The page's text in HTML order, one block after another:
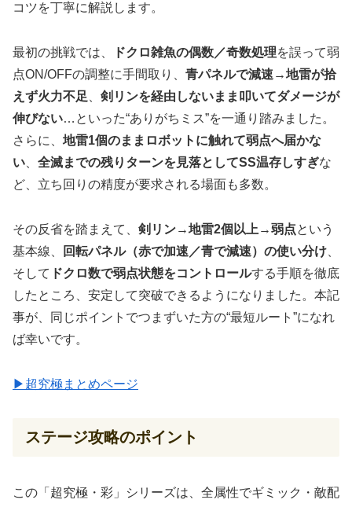
コツを丁寧に解説します。
最初の挑戦では、 ドクロ雑魚の偶数／奇数処理を誤って弱
点ON/OFFの調整に手間取り、 青パネルで減速→地雷が拾
えず火力不足
剣リンを経由しないまま叩いてダメージが
伸びない…といった“ありがちミス”を一通り踏みました。
さらに、 地雷1個のままロボットに触れて弱点へ届かな
い
全滅までの残りターンを見落としてSS温存しすぎな
ど、立ち回りの精度が要求される場面も多数。
その反省を踏まえて、 剣リン→地雷2個以上→弱点という
基本線、
回転パネル（赤で加速／青で減速）の使い分け
そして ドクロ数で弱点状態をコントロールする手順を徹底
したところ、安定して突破できるようになりました。本記
事が、同じポイントでつまずいた方の“最短ルート”になれ
ば幸いです。
▶超究極まとめページ
ステージ攻略のポイント
この「超究極・彩」シリーズは、全属性でギミック・敵配